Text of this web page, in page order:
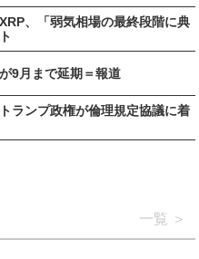
、「弱気相場の最終段階に典
9月まで延期＝報道
ランプ政権が倫理規定協議に着
一覧